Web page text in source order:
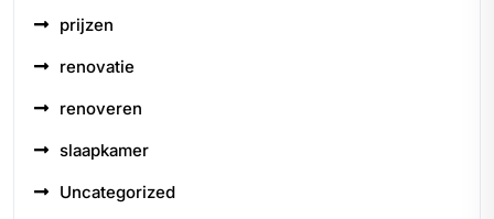
prijzen
renovatie
renoveren
slaapkamer
Uncategorized